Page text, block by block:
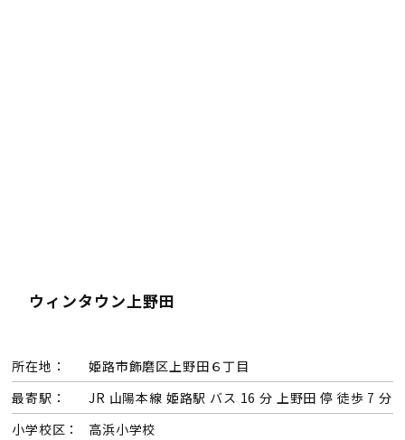
ウィンタウン上野田
所在地：
姫路市飾磨区上野田６丁目
最寄駅：
JR 山陽本線 姫路駅 バス 16 分 上野田 停 徒歩 7 分
小学校区：
高浜小学校